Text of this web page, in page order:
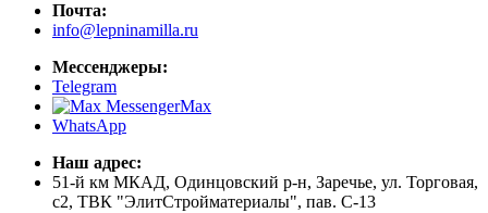
Почта:
info@lepninamilla.ru
Мессенджеры:
Telegram
Max
WhatsApp
Наш адрес:
51-й км МКАД, Одинцовский р-н, Заречье, ул. Торговая,
с2, ТВК "ЭлитСтройматериалы", пав. С-13